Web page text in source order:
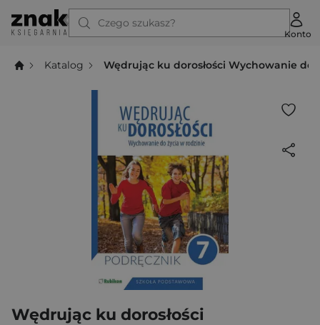
Czego szukasz?
Konto
Katalog Wędrując ku dorosłości Wychowanie
Wędrując ku dorosłości